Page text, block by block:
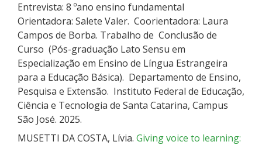
Entrevista: 8 ºano ensino fundamental
Orientadora: Salete Valer. Coorientadora: Laura
Campos de Borba. Trabalho de Conclusão de
Curso (Pós-graduação Lato Sensu em
Especialização em Ensino de Língua Estrangeira
para a Educação Básica). Departamento de Ensino,
Pesquisa e Extensão. Instituto Federal de Educação,
Ciência e Tecnologia de Santa Catarina, Campus
São José. 2025.
MUSETTI DA COSTA, Lívia. Giving voice to learning: